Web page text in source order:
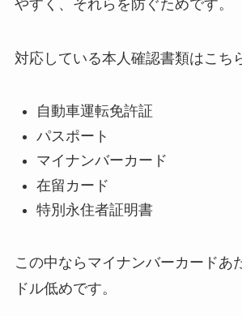
やすく、それらを防ぐためです。
対応している本人確認書類はこち
自動車運転免許証
パスポート
マイナンバーカード
在留カード
特別永住者証明書
この中ならマイナンバーカードあ
ドル低めです。